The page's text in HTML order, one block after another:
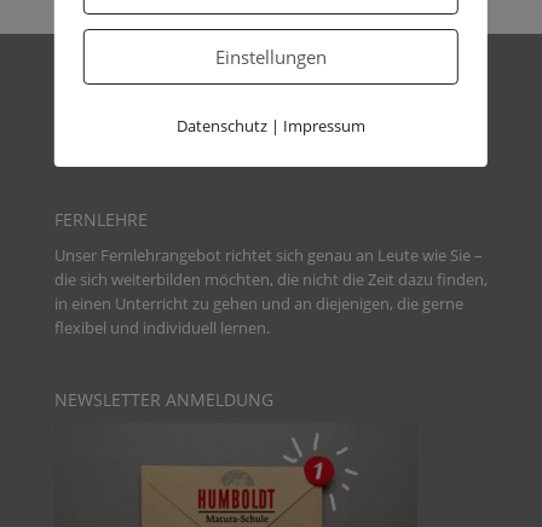
Testen Sie unserenOnline Campus undholen Sie sich
FERNLEHRE
Unser Fernlehrangebot richtet sich genau an Leute wie Sie –
die sich weiterbilden möchten, die nicht die Zeit dazu finden,
in einen Unterricht zu gehen und an diejenigen, die gerne
flexibel und individuell lernen.
NEWSLETTER ANMELDUNG
Einstellungen
Datenschutz| Impressum